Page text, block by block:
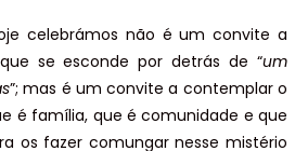
celebrámos não é um convite a
se esconde por detrás de “um
”; mas é um convite a contemplar o
é família, que é comunidade e que
os fazer comungar nesse mistério